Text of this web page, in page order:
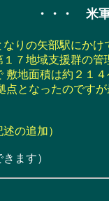
・・・ 米
りの矢部駅にかけ
７地域支援群の
敷地面積は約２１
となったのです
の追加）
ます）